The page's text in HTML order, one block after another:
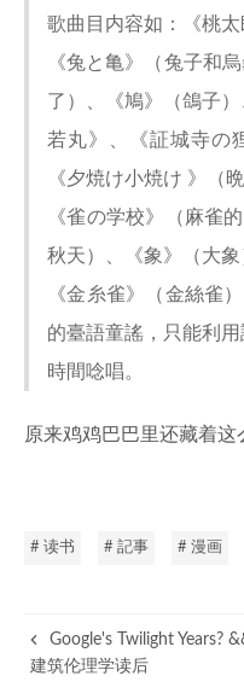
歌曲目内容如：《桃太
《兔と亀》（兔子和
了）、《鳩》（鴿子
若丸》、《証城寺の
《夕焼け小焼け 》（
《雀の学校》（麻雀
秋天）、《象》（大象
《金糸雀》（金絲雀
的臺語童謠，只能利用
時間唸唱。
原来鸡鸡巴巴里还藏着这
# 读书 # 記事 # 漫画
Google's Twilight Years?
建筑伦理学读后